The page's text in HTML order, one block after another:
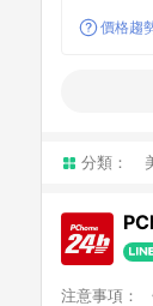
價格趨
分類：
注意事項：